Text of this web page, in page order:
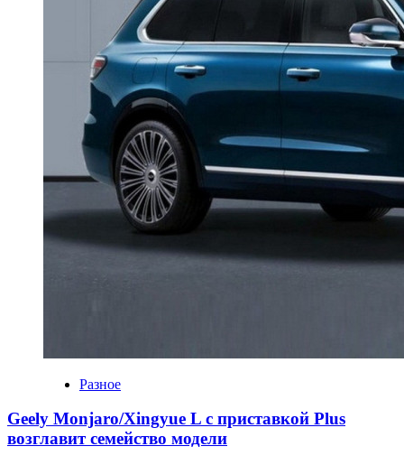
Разное
Geely Monjaro/Xingyue L с приставкой Plus
возглавит семейство модели